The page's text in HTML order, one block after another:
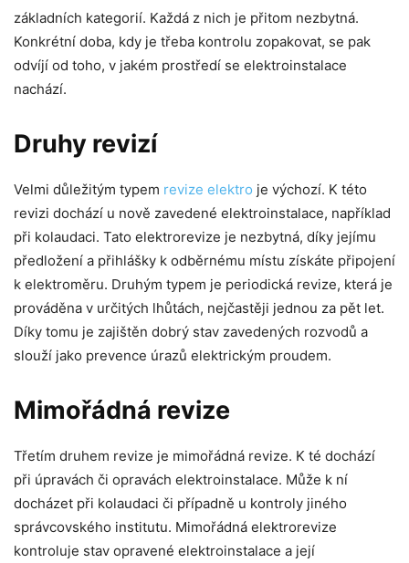
základních kategorií. Každá z nich je přitom nezbytná.
Konkrétní doba, kdy je třeba kontrolu zopakovat, se pak
odvíjí od toho, v jakém prostředí se elektroinstalace
nachází.
Druhy revizí
Velmi důležitým typem revize elektro je výchozí. K této
revizi dochází u nově zavedené elektroinstalace, například
při kolaudaci. Tato elektrorevize je nezbytná, díky jejímu
předložení a přihlášky k odběrnému místu získáte připojení
k elektroměru. Druhým typem je periodická revize, která je
prováděna v určitých lhůtách, nejčastěji jednou za pět let.
Díky tomu je zajištěn dobrý stav zavedených rozvodů a
slouží jako prevence úrazů elektrickým proudem.
Mimořádná revize
Třetím druhem revize je mimořádná revize. K té dochází
při úpravách či opravách elektroinstalace. Může k ní
docházet při kolaudaci či případně u kontroly jiného
správcovského institutu. Mimořádná elektrorevize
kontroluje stav opravené elektroinstalace a její